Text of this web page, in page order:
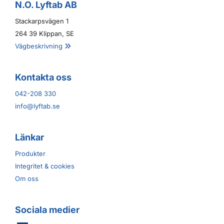
N.O. Lyftab AB
Stackarpsvägen 1
264 39 Klippan, SE
Vägbeskrivning 
Kontakta oss
042-208 330
info@lyftab.se
Länkar
Produkter
Integritet & cookies
Om oss
Sociala medier